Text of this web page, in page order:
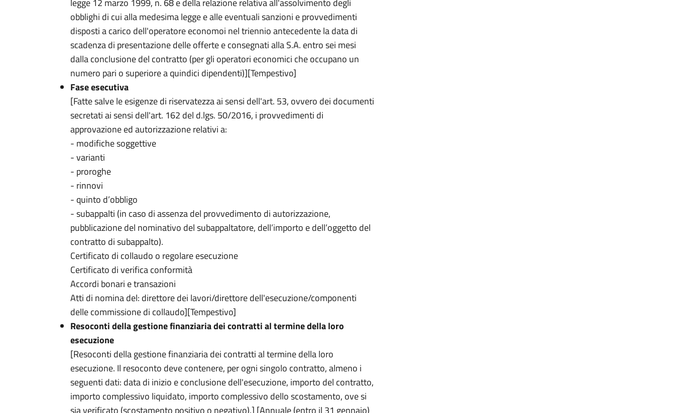
legge 12 marzo 1999, n. 68 e della relazione relativa all'assolvimento degli
obblighi di cui alla medesima legge e alle eventuali sanzioni e provvedimenti
disposti a carico dell'operatore economoi nel triennio antecedente la data di
scadenza di presentazione delle offerte e consegnati alla S.A. entro sei mesi
dalla conclusione del contratto (per gli operatori economici che occupano un
numero pari o superiore a quindici dipendenti)][Tempestivo]
Fase esecutiva
[Fatte salve le esigenze di riservatezza ai sensi dell'art. 53, ovvero dei documenti
secretati ai sensi dell'art. 162 del d.lgs. 50/2016, i provvedimenti di
approvazione ed autorizzazione relativi a:
- modifiche soggettive
- varianti
- proroghe
- rinnovi
- quinto d’obbligo
- subappalti (in caso di assenza del provvedimento di autorizzazione,
pubblicazione del nominativo del subappaltatore, dell’importo e dell’oggetto del
contratto di subappalto).
Certificato di collaudo o regolare esecuzione
Certificato di verifica conformità
Accordi bonari e transazioni
Atti di nomina del: direttore dei lavori/direttore dell'esecuzione/componenti
delle commissione di collaudo][Tempestivo]
Resoconti della gestione finanziaria dei contratti al termine della loro
esecuzione
[Resoconti della gestione finanziaria dei contratti al termine della loro
esecuzione. Il resoconto deve contenere, per ogni singolo contratto, almeno i
seguenti dati: data di inizio e conclusione dell'esecuzione, importo del contratto,
importo complessivo liquidato, importo complessivo dello scostamento, ove si
sia verificato (scostamento positivo o negativo).] [Annuale (entro il 31 gennaio)